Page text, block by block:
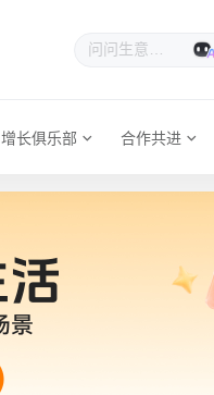
增长俱乐部 合作共进